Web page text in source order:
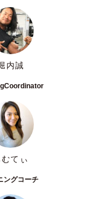
内誠
てぃ
ングコーチ